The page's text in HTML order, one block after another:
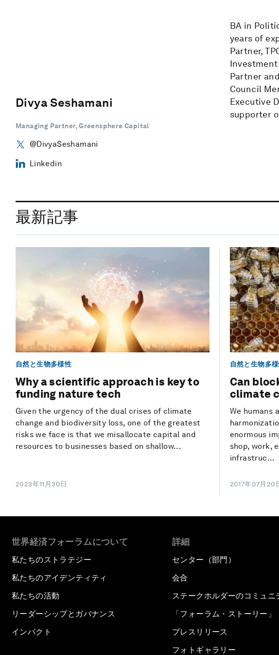
Divya Seshamani
Managing Partner, Greensphere Capital
@DivyaSeshamani
Linkedin
BA in
years of
Partner,
Partner
Council
Executive
supporter
最新記事
自然と生物多様性
Why a scientific approach is key to
funding nature tech
Given the urgency of the dual crises of climate
change and biodiversity loss, one of the greatest
risks we face is that we misallocate capital and
resources to businesses based on shallow...
2023年11月30日
自然と生物多
Can
climate
We humans
enormous
shop, work,
infrastruc...
2017年07月20
世界経済フォーラムについて
私たちのストラテジー
私たちのアイデンティティ
私たちの活動
リーダーシップとガバナンス
インパクト
詳細
センター（部門）
会合
ステークホルダーのコミュニ
「フォーラム・ストーリー」
プレスリリース
フォトギャラリー